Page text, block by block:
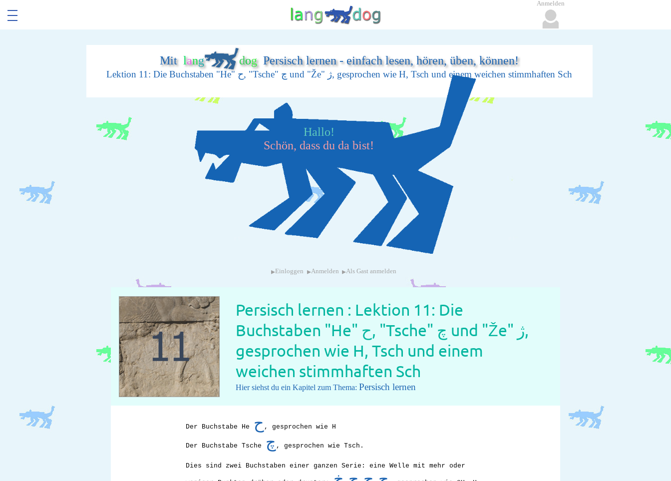
Mitlang dogPersisch lernen - einfach lesen, hören, üben, können!
Lektion 11: Die Buchstaben "He" ح, "Tsche" چ und "Že" ژ, gesprochen wie H, Tsch und einem weichen stimmhaften Sch
Hallo!
Schön, dass du da bist!
▸ Einloggen ▸Anmelden ▸Als Gast anmelden
Persisch lernen : Lektion 11: Die
Buchstaben "He" ح, "Tsche" چ und "Že" ژ,
gesprochen wie H, Tsch und einem
weichen stimmhaften Sch
Hier siehst du ein Kapitel zum Thema: Persisch lernen
Der Buchstabe He ح , gesprochen wie H
Der Buchstabe Tsche چ , gesprochen wie Tsch.
Dies sind zwei Buchstaben einer ganzen Serie: eine Welle mit mehr oder
Anmelden